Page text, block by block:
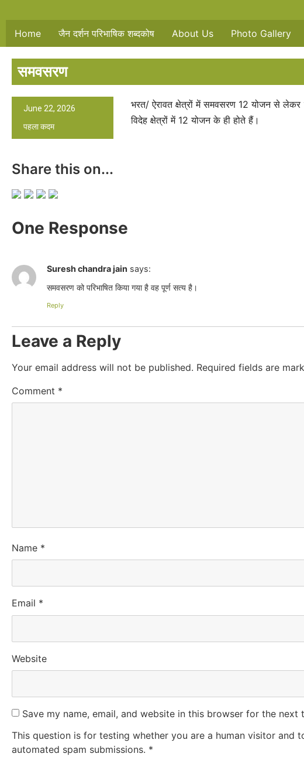
Home जैन दर्शन परिभाषिक शब्दकोष About Us Photo Gallery
समवसरण
June 22, 2026
पहला कदम
भरत/ ऐरावत क्षेत्रों में समवसरण 12 योजन से
विदेह क्षेत्रों में 12 योजन के ही होते हैं।
Share this on...
One Response
Suresh chandra jain says:
समवसरण को परिभाषित किया गया है वह पूर्ण सत्य है।
Reply
Leave a Reply
Your email address will not be published. Required fields are
Comment *
Name *
Email *
Website
Save my name, email, and website in this browser for the next
This question is for testing whether you are a human visitor and
automated spam submissions. *